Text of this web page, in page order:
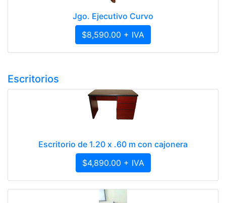
Jgo. Ejecutivo Curvo
$8,590.00 + IVA
Escritorios
Escritorio de 1.20 x .60 m con cajonera
$4,890.00 + IVA